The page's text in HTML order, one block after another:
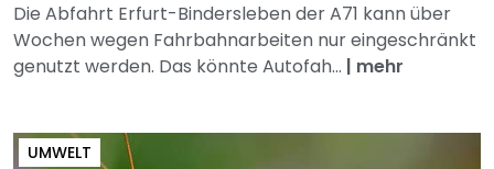
Die Abfahrt Erfurt-Bindersleben der A71 kann über
Wochen wegen Fahrbahnarbeiten nur eingeschränkt
genutzt werden. Das könnte Autofah... | mehr
UMWELT